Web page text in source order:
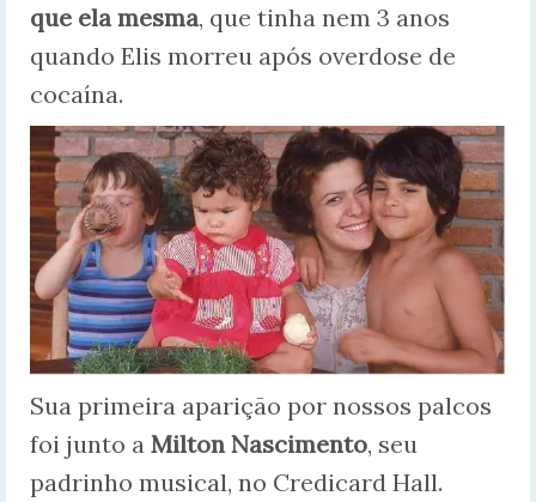
que ela mesma, que tinha nem 3 anos
quando Elis morreu após overdose de
cocaína.
Sua primeira aparição por nossos palcos
foi junto a Milton Nascimento, seu
padrinho musical, no Credicard Hall.